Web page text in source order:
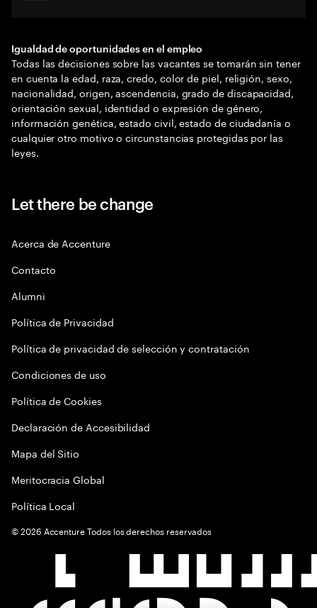
Igualdad de oportunidades en el empleo
Todas las decisiones sobre las vacantes se tomarán sin tener
en cuenta la edad, raza, credo, color de piel, religión, sexo,
nacionalidad, origen, ascendencia, grado de discapacidad,
orientación sexual, identidad o expresión de género,
información genética, estado civil, estado de ciudadanía o
cualquier otro motivo o circunstancias protegidas por las
leyes.
Let there be change
Acerca de Accenture
Contacto
Alumni
Política de Privacidad
Política de privacidad de selección y contratación
Condiciones de uso
Política de Cookies
Declaración de Accesibilidad
Mapa del Sitio
Meritocracia Global
Política Local
©2026 Accenture Todos los derechos reservados